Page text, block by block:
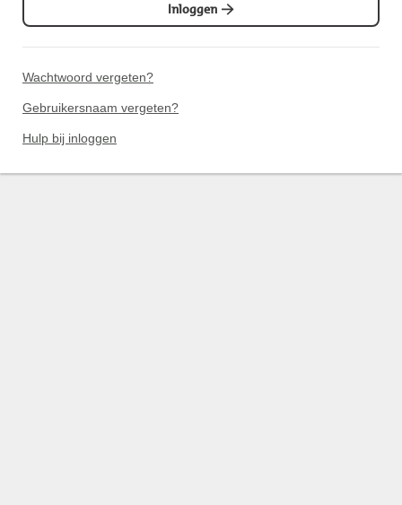
Inloggen
Wachtwoord vergeten?
Gebruikersnaam vergeten?
Hulp bij inloggen